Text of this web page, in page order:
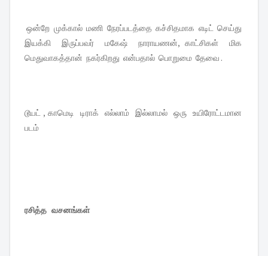
ஒன்றே முக்கால் மணி நேரப்படத்தை கச்சிதமாக எடிட் செய்து
இயக்கி இருப்பவர் மகேஷ் நாராயணன், காட்சிகள் மிக
மெதுவாகத்தான் நகர்கிறது என்பதால் பொறுமை தேவை .
டூயட் , காமெடி டிராக் எல்லாம் இல்லாமல் ஒரு உயிரோட்டமான
படம்
ரசித்த வசனங்கள்